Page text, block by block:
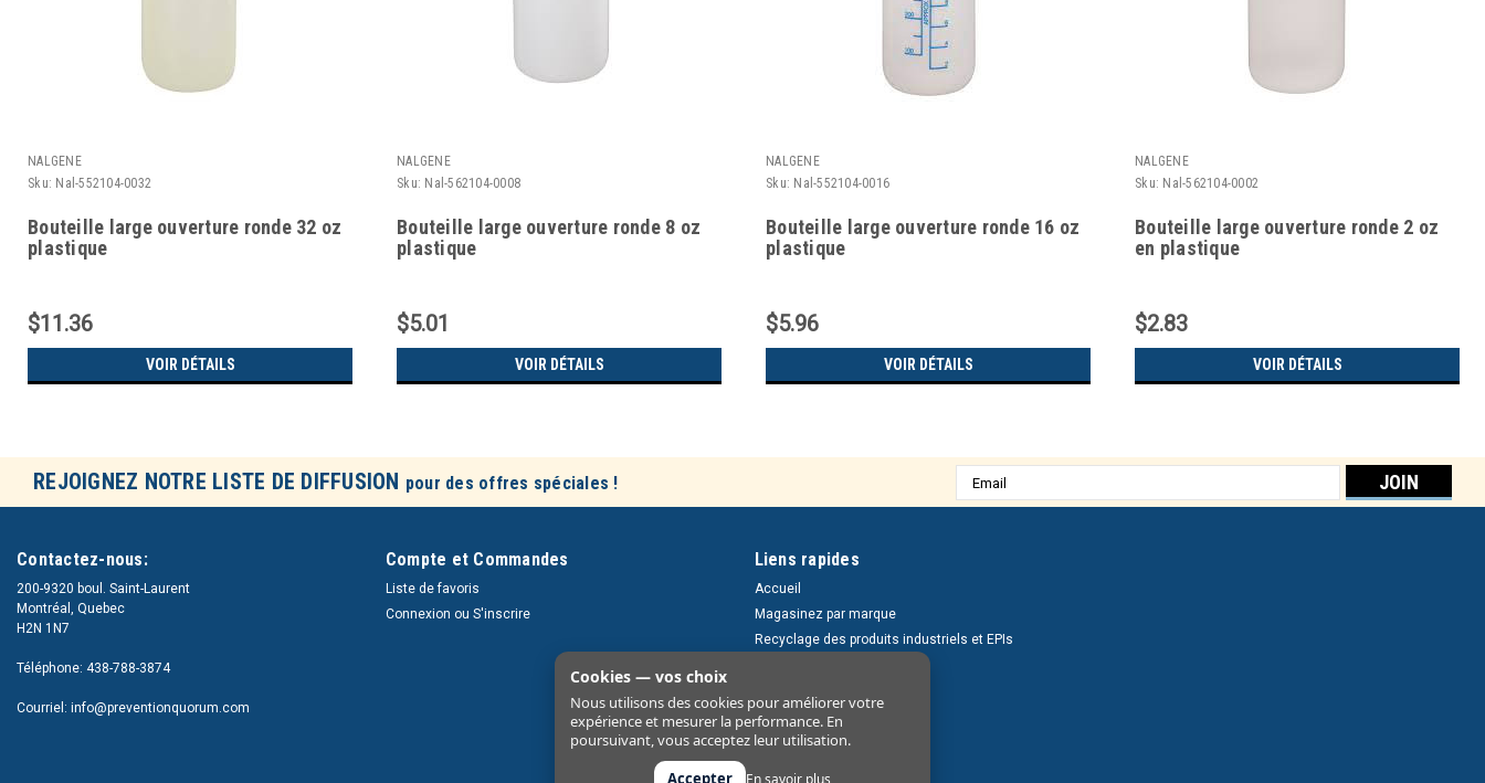
NALGENE
Sku: Nal-552104-0032
Bouteille large ouverture ronde 32 oz
plastique
$11.36
VOIR DÉTAILS
NALGENE
Sku: Nal-562104-0008
Bouteille large ouverture ronde 8 oz
plastique
$5.01
VOIR DÉTAILS
NALGENE
Sku: Nal-552104-0016
Bouteille large ouverture ronde 16 oz
plastique
$5.96
VOIR DÉTAILS
NALGENE
Sku: Nal-562104-0002
Bouteille large ouverture ronde 2 oz
en plastique
$2.83
VOIR DÉTAILS
REJOIGNEZ NOTRE LISTE DE DIFFUSION pour des offres spéciales !
Adresse
e-
Contactez-nous:
200-9320 boul. Saint-Laurent
Montréal, Quebec
H2N 1N7
Téléphone: 438-788-3874
Courriel: info@preventionquorum.com
Compte et Commandes
Liste de favoris
Connexion ou S'inscrire
Liens rapides
Accueil
Magasinez par marque
Recyclage des produits industriels et EPIs
Nous contacter
Cookies — vos choix
Nous utilisons des cookies pour améliorer votre
expérience et mesurer la performance. En
poursuivant, vous acceptez leur utilisation.
Accepter
En savoir plus